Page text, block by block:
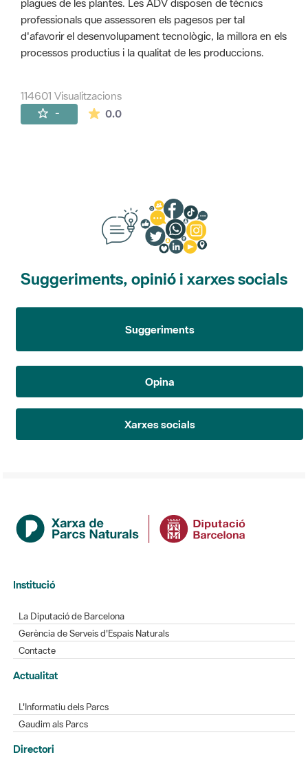
plagues de les plantes. Les ADV disposen de tècnics
professionals que assessoren els pagesos per tal
d'afavorir el desenvolupament tecnològic, la millora en els
processos productius i la qualitat de les produccions.
114601 Visualitzacions
- 0.0La mitjana de les valoracions és de 0
Suggeriments, opinió i xarxes socials
Suggeriments
Opina
Xarxes socials
Institució
La Diputació de Barcelona
Gerència de Serveis d'Espais Naturals
Contacte
Actualitat
L'Informatiu dels Parcs
Gaudim als Parcs
Directori